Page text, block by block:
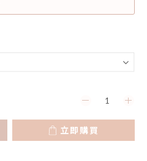
立即購買